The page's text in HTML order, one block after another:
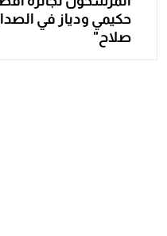
حكيمي ودياز في
صلاح"